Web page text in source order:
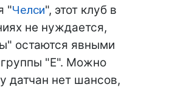
"Челси", этот клуб в
не нуждается,
остаются явными
"Е". Можно
датчан нет шансов,